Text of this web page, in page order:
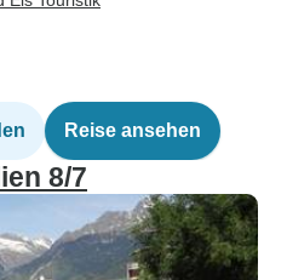
Reise ansehen
8/7